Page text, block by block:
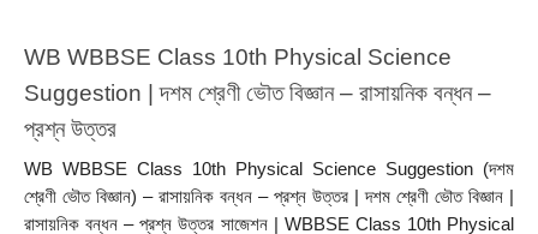
WB WBBSE Class 10th Physical Science
Suggestion | দশম শ্রেণী ভৌত বিজ্ঞান – রাসায়নিক বন্ধন –
প্রশ্ন উত্তর
WB WBBSE Class 10th Physical Science Suggestion (দশম
শ্রেণী ভৌত বিজ্ঞান) – রাসায়নিক বন্ধন – প্রশ্ন উত্তর | দশম শ্রেণী ভৌত বিজ্ঞান |
রাসায়নিক বন্ধন – প্রশ্ন উত্তর সাজেশন | WBBSE Class 10th Physical